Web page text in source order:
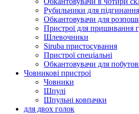
Рубильники для
Обкантовувачи для
Пристрої для пришивання
Шлевочники
Siruba пристосування
Пристрої спеціальні
Обкантовувачи для
Човникові пристрої
Човники
Шпулі
Шпульні ковпачки
для двох голок